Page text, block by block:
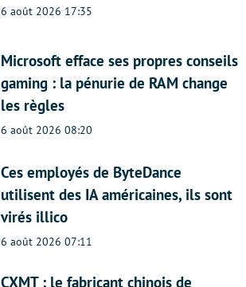
6 août 2026 17:35
Microsoft efface ses propres conseils
gaming : la pénurie de RAM change
les règles
6 août 2026 08:20
Ces employés de ByteDance
utilisent des IA américaines, ils sont
virés illico
6 août 2026 07:11
CXMT : le fabricant chinois de